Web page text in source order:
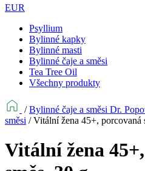
EUR
Psyllium
Bylinné kapky
Bylinné masti
Bylinné čaje a směsi
Tea Tree Oil
Všechny produkty
/Bylinné čaje a směsi Dr.
směsi /Vitální žena 45+, porcovaná
Vitální žena